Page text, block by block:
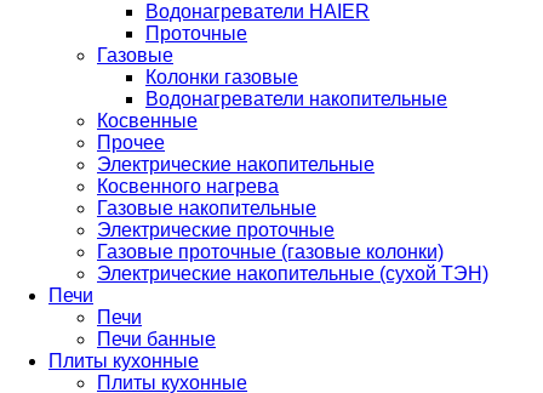
Водонагреватели HAIER
Проточные
Газовые
Колонки газовые
Водонагреватели накопительные
Косвенные
Прочее
Электрические накопительные
Косвенного нагрева
Газовые накопительные
Электрические проточные
Газовые проточные (газовые колонки)
Электрические накопительные (сухой ТЭН)
Печи
Печи
Печи банные
Плиты кухонные
Плиты кухонные